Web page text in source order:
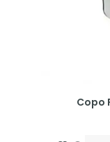
Copo